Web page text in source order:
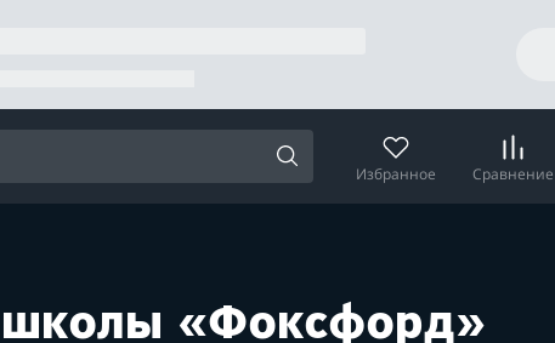
Избранное Сравнение
школы «Фоксфорд»